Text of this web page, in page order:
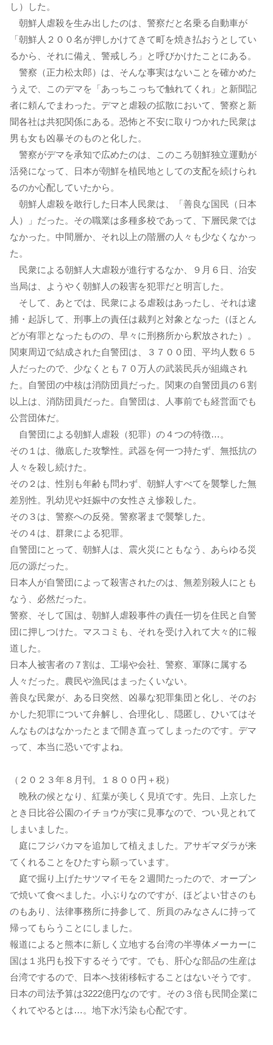
し）した。
朝鮮人虐殺を生み出したのは、警察だと名乗る自動車が
「朝鮮人２００名が押しかけてきて町を焼き払おうとしてい
るから、それに備え、警戒しろ」と呼びかけたことにある。
警察（正力松太郎）は、そんな事実はないことを確かめた
うえで、このデマを「あっちこっちで触れてくれ」と新聞記
者に頼んでまわった。デマと虐殺の拡散において、警察と新
聞各社は共犯関係にある。恐怖と不安に取りつかれた民衆は
男も女も凶暴そのものと化した。
警察がデマを承知で広めたのは、このころ朝鮮独立運動が
活発になって、日本が朝鮮を植民地としての支配を続けられ
るのか心配していたから。
朝鮮人虐殺を敢行した日本人民衆は、「善良な国民（日本
人）」だった。その職業は多種多校であって、下層民衆では
なかった。中間層か、それ以上の階層の人々も少なくなかっ
た。
民衆による朝鮮人大虐殺が進行するなか、９月６日、治安
当局は、ようやく朝鮮人の殺害を犯罪だと明言した。
そして、あとでは、民衆による虐殺はあったし、それは逮
捕・起訴して、刑事上の責任は裁判と対象となった（ほとん
どが有罪となったものの、早々に刑務所から釈放された）。
関東周辺で結成された自警団は、３７００団、平均人数６５
人だったので、少なくとも７０万人の武装民兵が組織され
た。自警団の中核は消防団員だった。関東の自警団員の６割
以上は、消防団員だった。自警団は、人事前でも経営面でも
公営団体だ。
自警団による朝鮮人虐殺（犯罪）の４つの特徴…。
その１は、徹底した攻撃性。武器を何一つ持たず、無抵抗の
人々を殺し続けた。
その２は、性別も年齢も問わず、朝鮮人すべてを襲撃した無
差別性。乳幼児や妊娠中の女性さえ惨殺した。
その３は、警察への反発。警察署まで襲撃した。
その４は、群衆による犯罪。
自警団にとって、朝鮮人は、震火災にともなう、あらゆる災
厄の源だった。
日本人が自警団によって殺害されたのは、無差別殺人にとも
なう、必然だった。
警察、そして国は、朝鮮人虐殺事件の責任一切を住民と自警
団に押しつけた。マスコミも、それを受け入れて大々的に報
道した。
日本人被害者の７割は、工場や会社、警察、軍隊に属する
人々だった。農民や漁民はまったくいない。
善良な民衆が、ある日突然、凶暴な犯罪集団と化し、そのお
かした犯罪について弁解し、合理化し、隠匿し、ひいてはそ
んなものはなかったとまで開き直ってしまったのです。デマ
って、本当に恐いですよね。
（２０２３年８月刊。１８００円＋税）
晩秋の候となり、紅葉が美しく見頃です。先日、上京した
とき日比谷公園のイチョウが実に見事なので、つい見とれて
しまいました。
庭にフジバカマを追加して植えました。アサギマダラが来
てくれることをひたすら願っています。
庭で掘り上げたサツマイモを２週間たったので、オーブン
で焼いて食べました。小ぶりなのですが、ほどよい甘さのも
のもあり、法律事務所に持参して、所員のみなさんに持って
帰ってもらうことにしました。
報道によると熊本に新しく立地する台湾の半導体メーカーに
国は１兆円も投下するそうです。でも、肝心な部品の生産は
台湾でするので、日本へ技術移転することはないそうです。
日本の司法予算は3222億円なのです。その３倍も民間企業に
くれてやるとは…。地下水汚染も心配です。